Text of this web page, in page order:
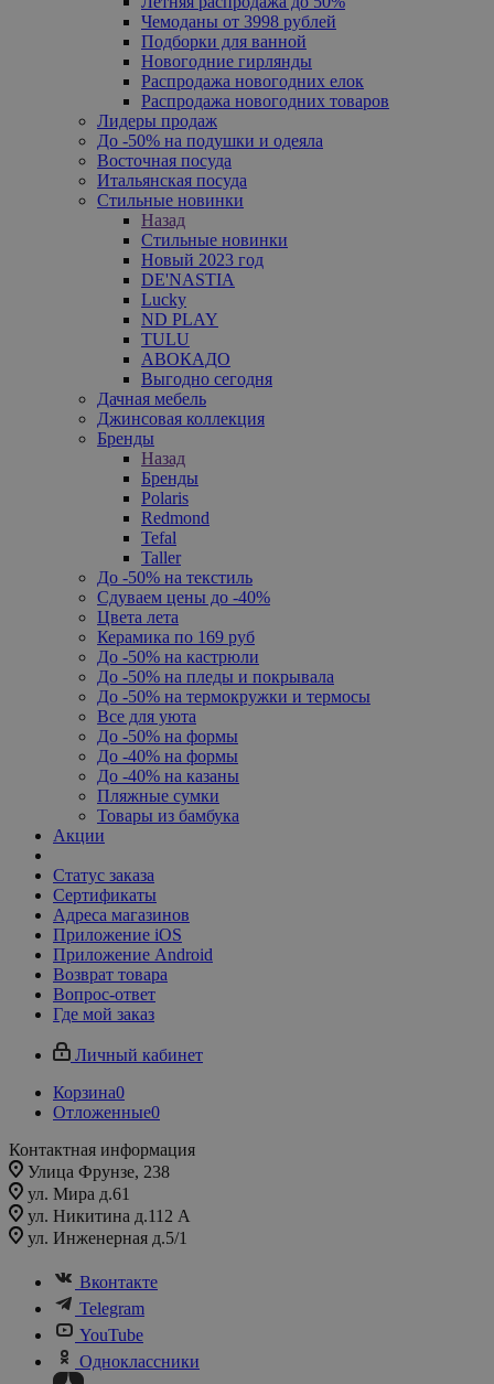
Чемоданы от 3998 рублей
Подборки для ванной
Новогодние гирлянды
Распродажа новогодних елок
Распродажа новогодних товаров
Лидеры продаж
До -50% на подушки и одеяла
Восточная посуда
Итальянская посуда
Стильные новинки
Назад
Стильные новинки
Новый 2023 год
DE'NASTIA
Lucky
ND PLAY
TULU
АВОКАДО
Выгодно сегодня
Дачная мебель
Джинсовая коллекция
Бренды
Назад
Бренды
Polaris
Redmond
Tefal
Taller
До -50% на текстиль
Сдуваем цены до -40%
Цвета лета
Керамика по 169 руб
До -50% на кастрюли
До -50% на пледы и покрывала
До -50% на термокружки и термосы
Все для уюта
До -50% на формы
До -40% на формы
До -40% на казаны
Пляжные сумки
Товары из бамбука
Акции
Статус заказа
Сертификаты
Адреса магазинов
Приложение iOS
Приложение Android
Возврат товара
Вопрос-ответ
Где мой заказ
Личный кабинет
Корзина0
Отложенные0
Контактная информация
Улица Фрунзе, 238​
ул. Мира д.61
ул. Никитина д.112 А
ул. Инженерная д.5/1
Вконтакте
Telegram
YouTube
Одноклассники